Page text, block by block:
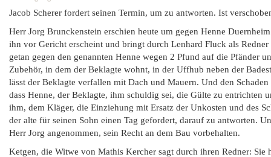
Jacob Scherer fordert seinen Termin, um zu antworten. Ist
Herr Jorg Brunckenstein erschien heute um gegen Henne
ihn vor Gericht erscheint und bringt durch Lenhard Fluck als
getan gegen den genannten Henne wegen 2 Pfund auf die Pfänder
Zubehör, in dem der Beklagte wohnt, in der Uffhub neben der
lässt der Beklagte verfallen mit Dach und Mauern. Und den
dass Henne, der Beklagte, ihm schuldig sei, die Gülte zu entrichten
ihm, dem Kläger, die Einziehung mit Ersatz der Unkosten und des
der alte für seinen Sohn einen Tag gefordert, darauf zu antworten.
Herr Jorg angenommen, sein Recht an dem Bau vorbehalten.
Ketgen, die Witwe von Mathis Kercher sagt durch ihren Redner: